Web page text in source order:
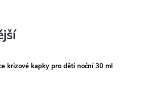
krizové kapky pro děti noční 30 ml